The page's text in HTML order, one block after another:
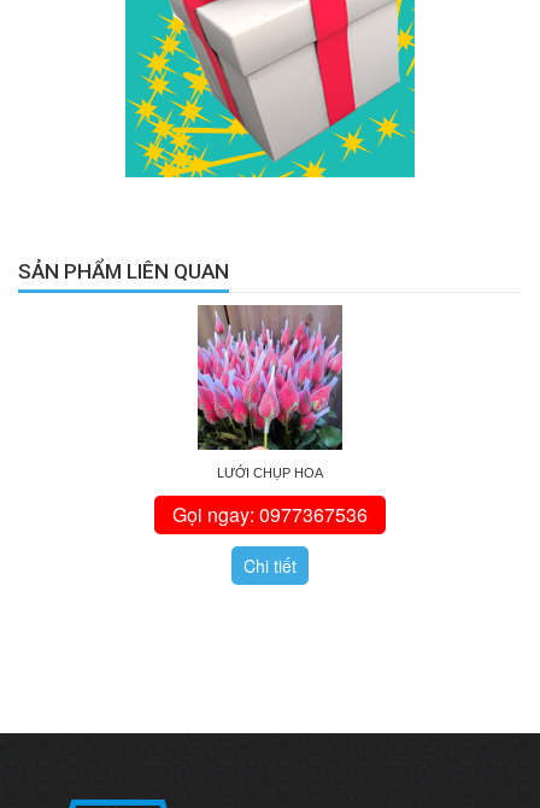
SẢN PHẨM LIÊN QUAN
LƯỚI CHỤP HOA
Gọi ngay: 0977367536
Chi tiết